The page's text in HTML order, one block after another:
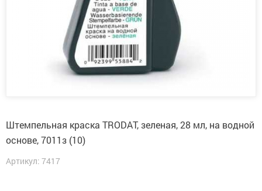
Штемпельная краска TRODAT, зеленая, 28 мл, на водной
основе, 7011з (10)
Артикул: 7417